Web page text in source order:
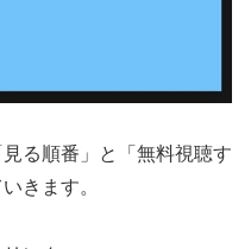
る順番」と「無料視聴す
きます。